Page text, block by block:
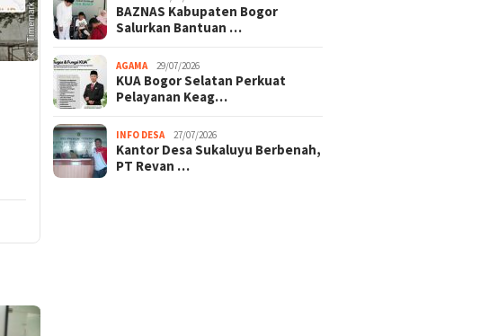
BAZNAS Kabupaten Bogor
Salurkan Bantuan …
AGAMA 29/07/2026
KUA Bogor Selatan Perkuat
Pelayanan Keag…
INFO DESA 27/07/2026
Kantor Desa Sukaluyu Berbenah,
PT Revan …